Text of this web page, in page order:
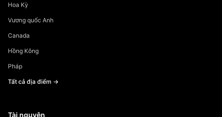
Hoa Kỳ
Vương quốc Anh
Canada
Hồng Kông
Pháp
Tất cả địa điểm →
Tài nguyên